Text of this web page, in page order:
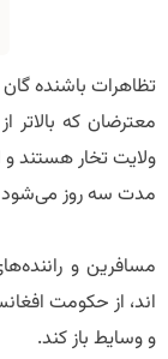
تظاهرات باشنده گان
ولایت تخار هستند و
مدت سه روز می‌شود
مسافرین و
اند، از حکومت
و وسایط باز کند.